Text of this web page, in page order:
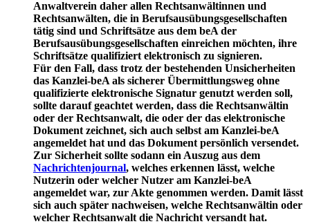
Anwaltverein daher allen Rechtsanwältinnen und
Rechtsanwälten, die in Berufsausübungsgesellschaften
tätig sind und Schriftsätze aus dem beA der
Berufsausübungsgesellschaften einreichen möchten, ihre
Schriftsätze qualifiziert elektronisch zu signieren.
Für den Fall, dass trotz der bestehenden Unsicherheiten
das Kanzlei-beA als sicherer Übermittlungsweg ohne
qualifizierte elektronische Signatur genutzt werden soll,
sollte darauf geachtet werden, dass die Rechtsanwältin
oder der Rechtsanwalt, die oder der das elektronische
Dokument zeichnet, sich auch selbst am Kanzlei-beA
angemeldet hat und das Dokument persönlich versendet.
Zur Sicherheit sollte sodann ein Auszug aus dem
Nachrichtenjournal, welches erkennen lässt, welche
Nutzerin oder welcher Nutzer am Kanzlei-beA
angemeldet war, zur Akte genommen werden. Damit lässt
sich auch später nachweisen, welche Rechtsanwältin oder
welcher Rechtsanwalt die Nachricht versandt hat.